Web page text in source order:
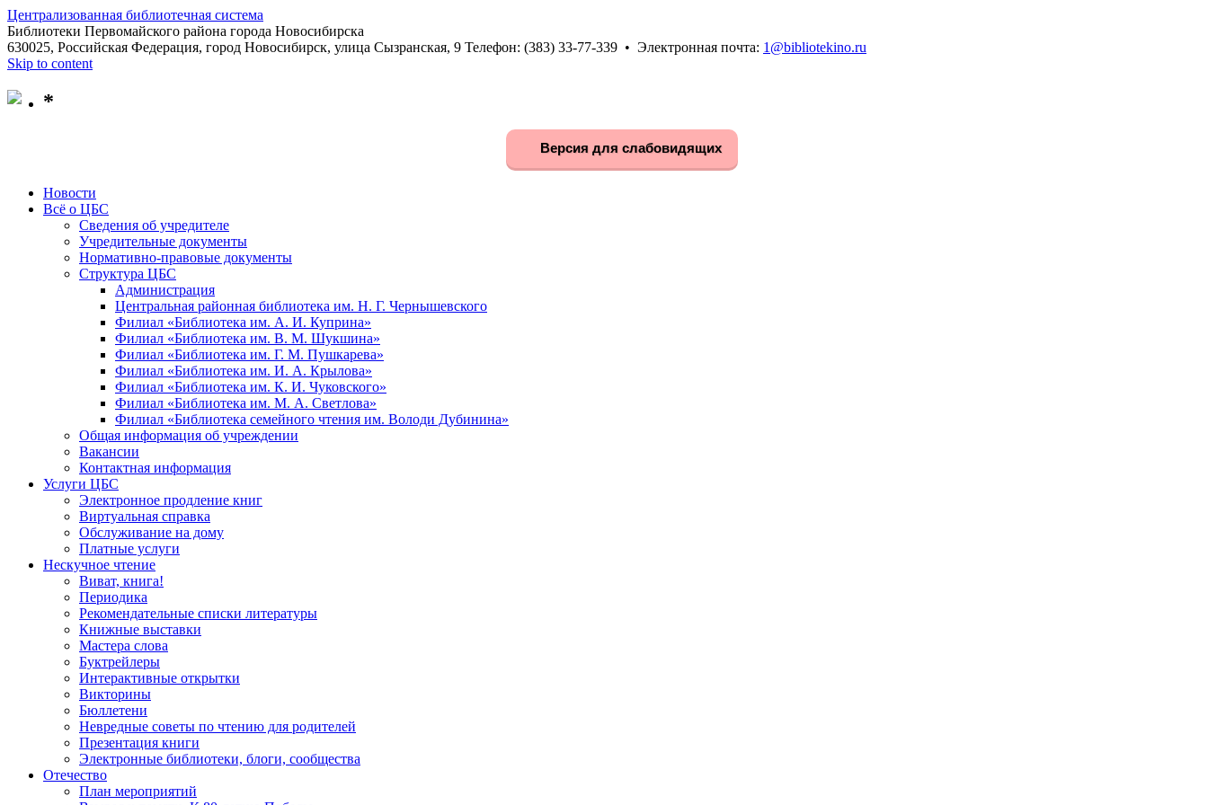
Централизованная библиотечная система
Библиотеки Первомайского района города Новосибирска
630025, Российская Федерация, город Новосибирск, улица Сызранская, 9 Телефон: (383) 33-77-339 • Электронная почта: 1@bibliotekino.ru
Skip to content
*
Версия для слабовидящих
Новости
Всё о ЦБС
Сведения об учредителе
Учредительные документы
Нормативно-правовые документы
Структура ЦБС
Администрация
Центральная районная библиотека им. Н. Г. Чернышевского
Филиал «Библиотека им. А. И. Куприна»
Филиал «Библиотека им. В. М. Шукшина»
Филиал «Библиотека им. Г. М. Пушкарева»
Филиал «Библиотека им. И. А. Крылова»
Филиал «Библиотека им. К. И. Чуковского»
Филиал «Библиотека им. М. А. Светлова»
Филиал «Библиотека семейного чтения им. Володи Дубинина»
Общая информация об учреждении
Вакансии
Контактная информация
Услуги ЦБС
Электронное продление книг
Виртуальная справка
Обслуживание на дому
Платные услуги
Нескучное чтение
Виват, книга!
Периодика
Рекомендательные списки литературы
Книжные выставки
Мастера слова
Буктрейлеры
Интерактивные открытки
Викторины
Бюллетени
Невредные советы по чтению для родителей
Презентация книги
Электронные библиотеки, блоги, сообщества
Отечество
План мероприятий